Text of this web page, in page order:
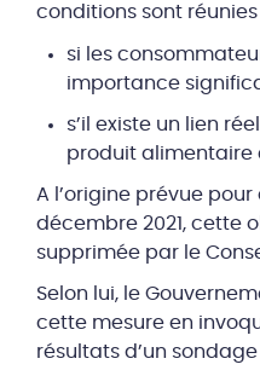
conditions sont réunies
si les
importance
s’il existe un lien
produit alimentaire
A l’origine prévue pour
décembre 2021, cette
supprimée par le
Selon lui, le
cette mesure en
résultats d’un